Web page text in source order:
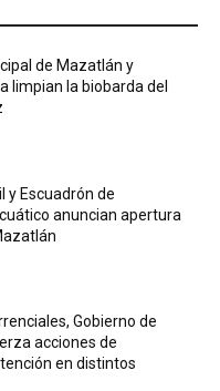
de Mazatlán y
limpian la biobarda del
y Escuadrón de
anuncian apertura
Gobierno de
acciones de
en distintos